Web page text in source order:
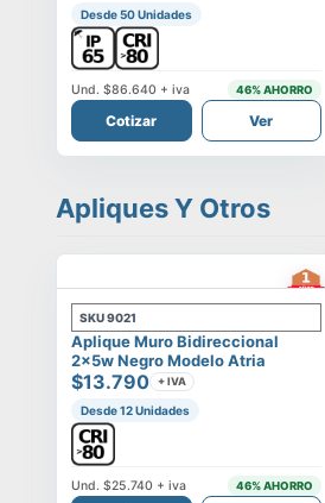
Desde 50 Unidades
Und.$86.640 + iva 46% AHORRO
Cotizar Ver
Apliques Y Otros
SKU9021
Aplique Muro Bidireccional
2x5w Negro Modelo Atria
$13.790 + IVA
Desde 12 Unidades
Und.$25.740 + iva 46% AHORRO